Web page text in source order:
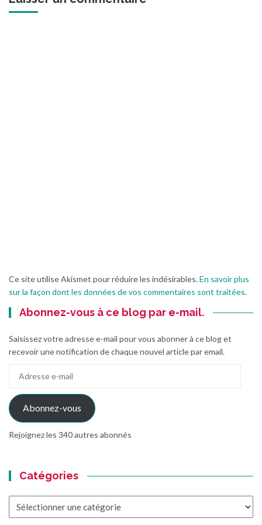
Ce site utilise Akismet pour réduire les indésirables.En savoir plus
sur la façon dont les données de vos commentaires sont traitées.
Abonnez-vous à ce blog par e-mail.
Saisissez votre adresse e-mail pour vous abonner à ce blog et
recevoir une notification de chaque nouvel article par email.
mail
Abonnez-vous
Rejoignez les 340 autres abonnés
Catégories